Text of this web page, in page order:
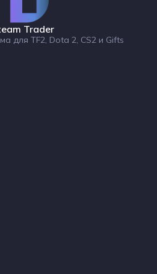
Trader
для TF2, Dota 2, CS2 и Gifts